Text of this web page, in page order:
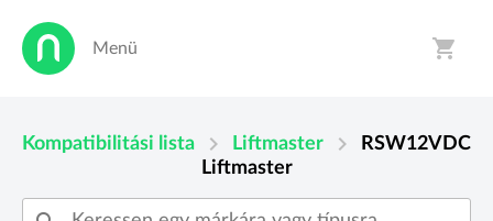
Menü shopping_cart
Kompatibilitási lista chevron_right Liftmaster chevron_right
RSW12VDC
Liftmaster